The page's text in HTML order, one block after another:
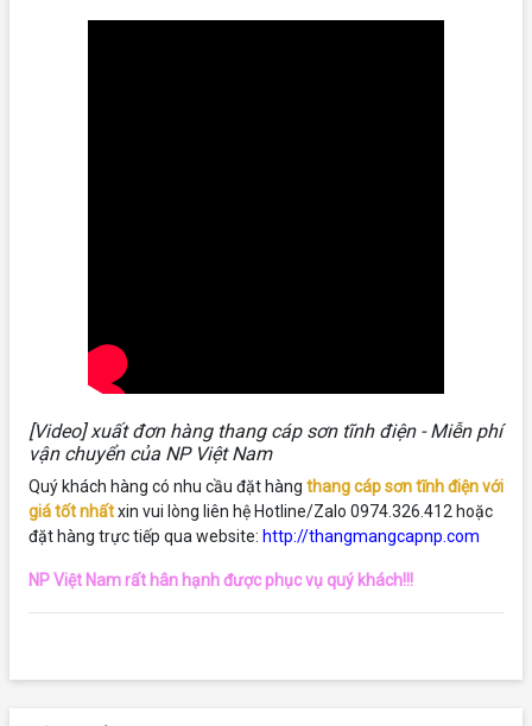
[Video] xuất đơn hàng thang cáp sơn tĩnh điện - Miễn phí
vận chuyển của NP Việt Nam
Quý khách hàng có nhu cầu đặt hàng thang cáp sơn tĩnh điện với
giá tốt nhấtxin vui lòng liên hệ Hotline/Zalo 0974.326.412 hoặc
đặt hàng trực tiếp qua website: http://thangmangcapnp.com
NP Việt Nam rất hân hạnh được phục vụ quý khách!!!